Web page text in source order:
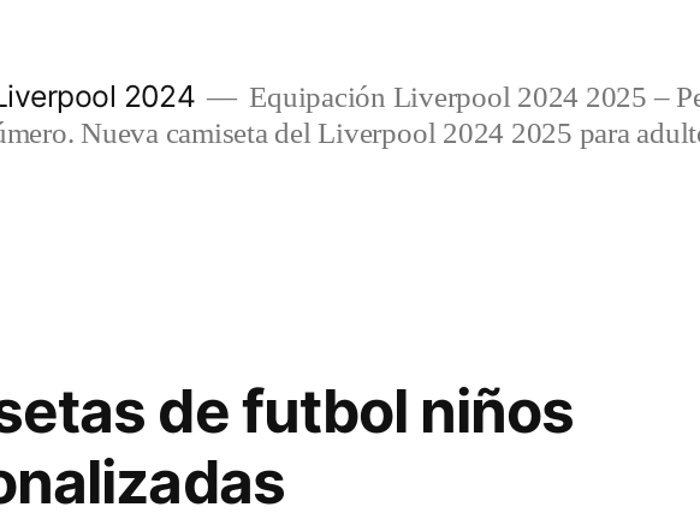
2024
Equipación Liverpool 2024 2025 –
Nueva camiseta del Liverpool 2024 2025 para
de futbol niños